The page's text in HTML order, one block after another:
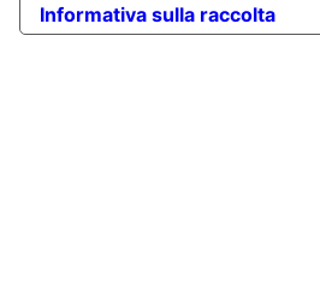
Informativa sulla raccolta